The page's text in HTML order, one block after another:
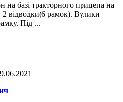
на базі тракторного прицепа на
відводки(6 рамок). Вулики
Під ...